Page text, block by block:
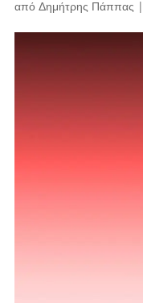
από Δημήτρης Πάππας |